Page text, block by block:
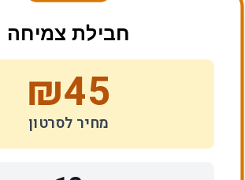
חבילת צמיחה
₪45
מחיר לסרטון